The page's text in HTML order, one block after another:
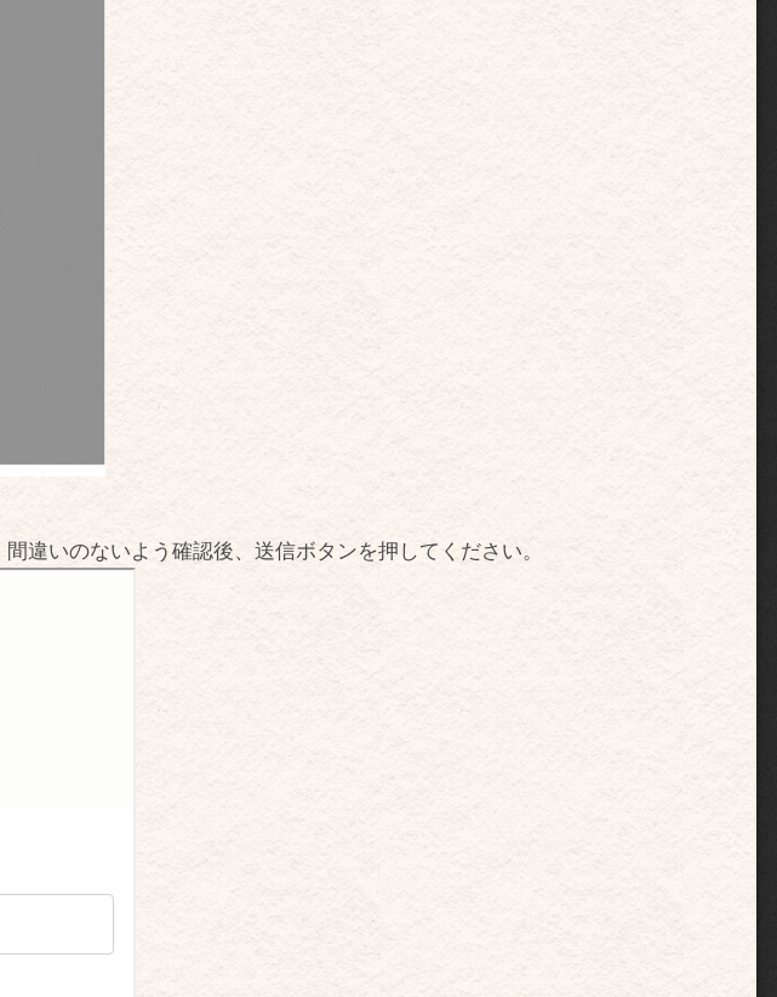
違いのないよう確認後、送信ボタンを押してください。